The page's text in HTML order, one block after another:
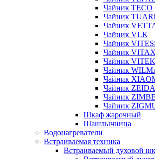
Чайник TECO
Чайник
Чайник
Чайник VLK
Чайник
Чайник VITAX
Чайник VITEK
Чайник
Чайник
Чайник
Чайник
Чайник
Шкаф жарочный
Шашлычница
Водонагреватели
Встраиваемая техника
Встраиваемый духовой